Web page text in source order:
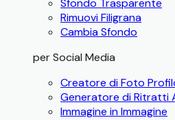
Sfondo Trasparente
Rimuovi Filigrana
Cambia Sfondo
per Social Media
Creatore di Foto
Generatore di Ritratti
Immagine in Immagine